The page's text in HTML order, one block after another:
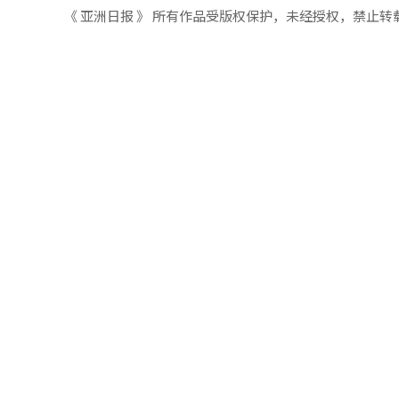
《 亚洲日报 》 所有作品受版权保护，未经授权，禁止转